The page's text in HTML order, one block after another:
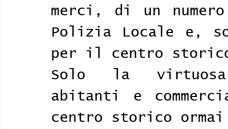
merci, di un
Polizia Locale e,
per il centro
Solo la
abitanti e